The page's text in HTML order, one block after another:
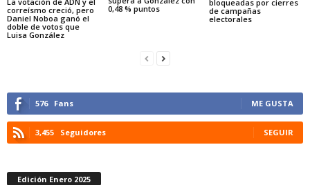
correísmo creció, pero
Daniel Noboa ganó el
doble de votos que
Luisa González
0,48 % puntos
bloqueadas por cierres
de campañas
electorales
576 Fans ME GUSTA
3,455 Seguidores SEGUIR
Edición Enero 2025